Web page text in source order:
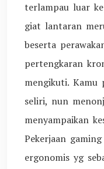
terlampau luar
giat lantaran
beserta
pertengkaran
mengikuti. Kamu
seliri, nun
menyampaikan
Pekerjaan
ergonomis yg